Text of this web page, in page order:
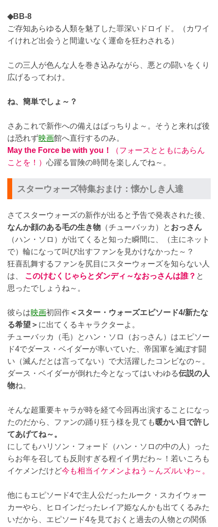
◆BB-8
ご存知あらゆる人類を魅了した罪深いドロイド。（カワイ
イけれど出会うと間違いなく運命を狂わされる）
この三人が色んな人を巻き込みながら、悪との闘いをくり
広げるってわけ。
ね、簡単でしょ～？
さあこれで新作への備えはばっちりよ～。そうと来れば後
は恐れず映画館へ直行するのみ。
May the Force be with you！
（フォースとともにあらん
ことを！） 心躍る冒険の時間を楽しんでね～。
スターウォーズ特集おまけ：懐かしき人達
さてスターウォーズの新作が出ると予告で発表された後、
なんか顔のある毛の生き物 （チューバッカ）と おっさん
（ハン・ソロ）が出てくると知った瞬間に、（主にネット
で）輪になって叫び出すファンを見かけなかった～？
狂喜乱舞するファンを尻目にスターウォーズを知らない人
は、 このけむくじゃらとダンディ～なおっさんは誰？ と
思ったでしょうね～。
彼らは映画初回作 ＜スター・ウォーズエピソード4/新たな
る希望＞ に出てくるキャラクターよ。
チューバッカ（毛）とハン・ソロ（おっさん）はエピソー
ド4でダース・ベイダーが率いていた、帝国軍を滅ぼす闘
い（滅んだとは言ってない）で大活躍したコンビなの～。
ダース・ベイダーが倒れた今となってはいわゆる伝説の人
物ね。
そんな超重要キャラが時を経て今回再出演することになっ
たのだから、ファンの踊り狂う様を見ても 暖かい目で許し
てあげてね～。
にしてもハリソン・フォード（ハン・ソロの中の人）った
らお年を召しても反則すぎる程イイ男だわ～！若いころも
イケメンだけど今も相当イケメンよねう～んズルいわ～。
他にもエピソード4で主人公だったルーク・スカイウォー
カーやら、ヒロインだったレイア姫なんかも出てくるみた
いだから、エピソード4を見ておくと過去の人物との関係